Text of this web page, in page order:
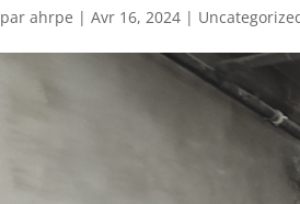
parahrpe |Avr 16, 2024 |